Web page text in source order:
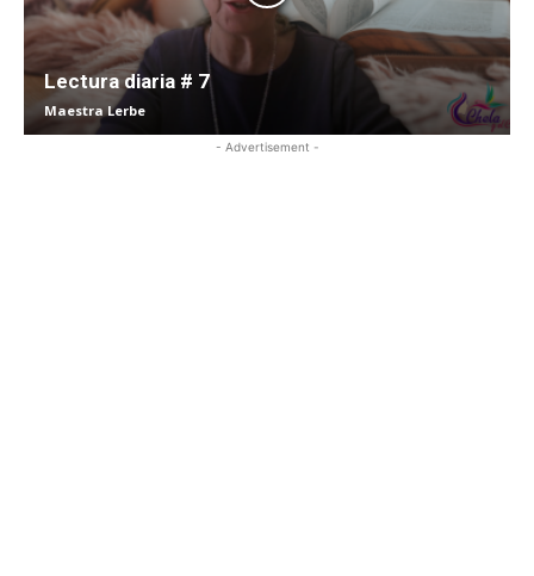
Lectura diaria # 7
Maestra Lerbe
- Advertisement -